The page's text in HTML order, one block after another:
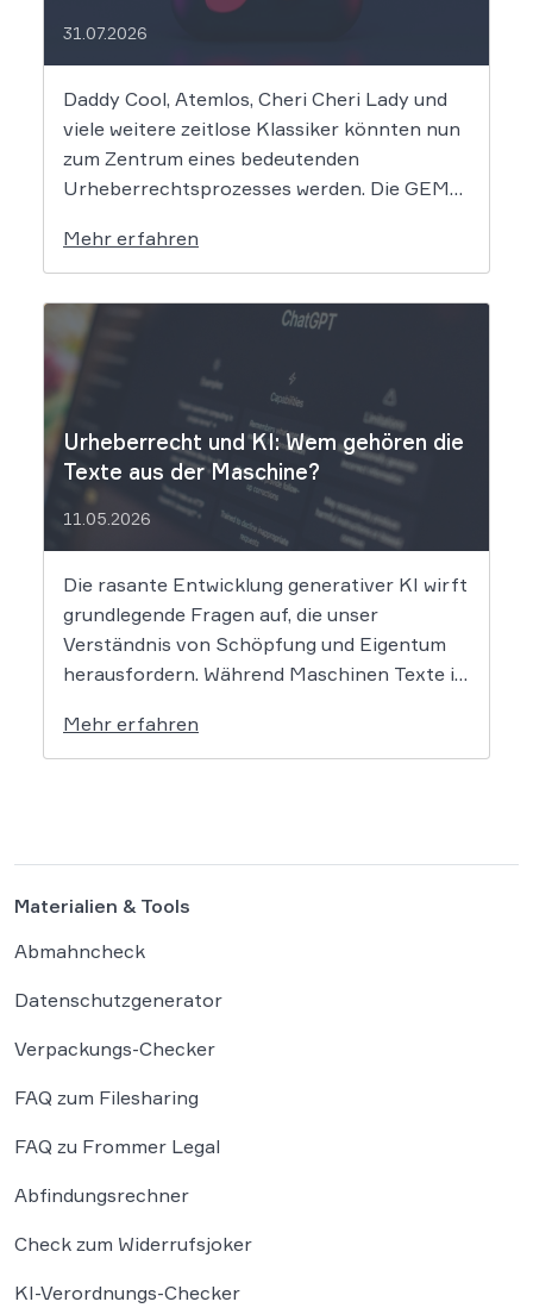
31.07.2026
Daddy Cool, Atemlos, Cheri Cheri Lady und
viele weitere zeitlose Klassiker könnten nun
zum Zentrum eines bedeutenden
Urheberrechtsprozesses werden. Die GEMA
will die Rechte ihrer Mitglieder verteidigen.
Dem Unternehmen hinter der populären KI-
Musik-App werden massive
Urheberrechtsverletzungen vorgeworfen.
[…]
Mehr erfahren
Urheberrecht und KI: Wem gehören die
Texte aus der Maschine?
11.05.2026
Die rasante Entwicklung generativer KI wirft
grundlegende Fragen auf, die unser
Verständnis von Schöpfung und Eigentum
herausfordern. Während Maschinen Texte in
Rechtswissenschaft um die Antwort, ob und
wie diese Werke geschützt sind: Ein Problem,
Mehr erfahren
Materialien & Tools
Abmahncheck
Datenschutzgenerator
Verpackungs-Checker
FAQ zum Filesharing
FAQ zu Frommer Legal
Abfindungsrechner
Check zum Widerrufsjoker
KI-Verordnungs-Checker